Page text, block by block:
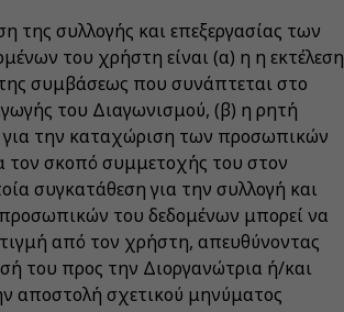
της συλλογής και επεξεργασίας των
του χρήστη είναι (α) η η εκτέλεση
συμβάσεως που συνάπτεται στο
του Διαγωνισμού, (β) η ρητή
την καταχώριση των προσωπικών
τον σκοπό συμμετοχής του στον
συγκατάθεση για την συλλογή και
του δεδομένων μπορεί να
από τον χρήστη, απευθύνοντας
του προς την Διοργανώτρια ή/και
αποστολή σχετικού μηνύματος